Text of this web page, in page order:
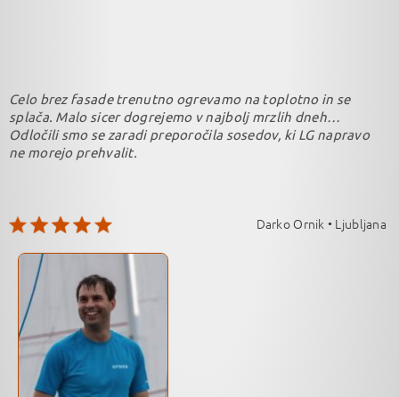
Celo brez fasade trenutno ogrevamo na toplotno in se
splača. Malo sicer dogrejemo v najbolj mrzlih dneh…
Odločili smo se zaradi preporočila sosedov, ki LG napravo
ne morejo prehvalit.
Darko Ornik • Ljubljana